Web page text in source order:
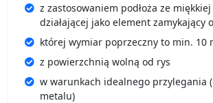
z zastosowaniem podłoża ze
działającej jako element zamykający
której wymiar poprzeczny to min. 10
z powierzchnią wolną od rys
w warunkach idealnego przylegania
metalu)